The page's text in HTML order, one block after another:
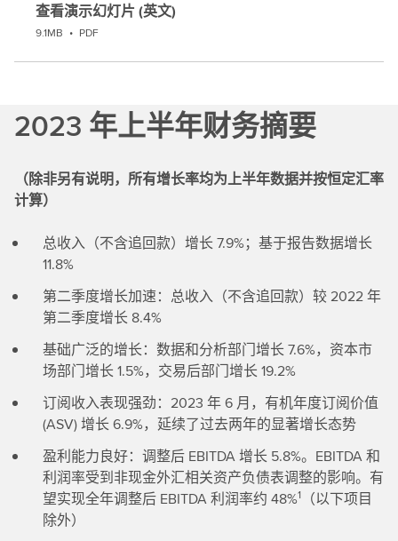
查看演示幻灯片 (英文)
9.1MB • PDF
2023 年上半年财务摘要
（除非另有说明，所有增长率均为上半年数据并按恒定汇率
计算）
总收入（不含追回款）增长 7.9%；基于报告数据增长
11.8%
第二季度增长加速：总收入（不含追回款）较 2022 年
第二季度增长 8.4%
基础广泛的增长：数据和分析部门增长 7.6%，资本市
场部门增长 1.5%，交易后部门增长 19.2%
订阅收入表现强劲：2023 年 6 月，有机年度订阅价值
(ASV) 增长 6.9%，延续了过去两年的显著增长态势
盈利能力良好：调整后 EBITDA 增长 5.8%。EBITDA 和
利润率受到非现金外汇相关资产负债表调整的影响。有
望实现全年调整后 EBITDA 利润率约 48%1
（以下项目
除外）